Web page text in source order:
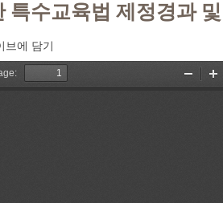
특수교육법 제정경과
브에 담기